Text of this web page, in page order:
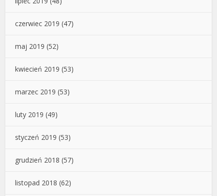
czerwiec 2019 (47)
maj 2019 (52)
kwiecień 2019 (53)
marzec 2019 (53)
luty 2019 (49)
styczeń 2019 (53)
grudzień 2018 (57)
listopad 2018 (62)